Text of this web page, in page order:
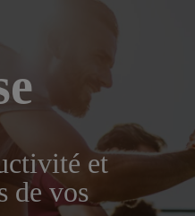
et
de vos